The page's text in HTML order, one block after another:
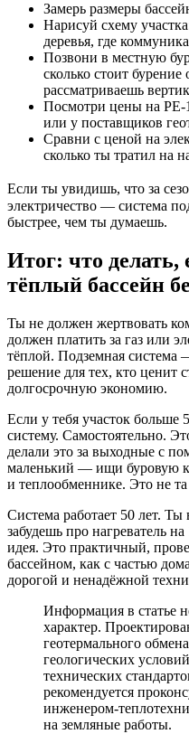
Замерь размеры
Нарисуй схему
деревья, где
Позвони в местную
сколько стоит
рассматриваешь
Посмотри цены на
или у поставщиков
Сравни с ценой на
сколько ты тратил на
Если ты увидишь, что за
электричество — система
быстрее, чем ты думаешь.
Итог: что
тёплый бассейн
Ты не должен жертвовать
должен платить за газ или
тёплой. Подземная система
решение для тех, кто ценит
долгосрочную экономию.
Если у тебя участок
систему. Самостоятельно.
делали это за выходные с
маленький — ищи буровую
и теплообменнике. Это не
Система работает 50 лет.
забудешь про нагреватель
идея. Это практичный,
бассейном, как с частью
дорогой и ненадёжной
Информация в статье
характер.
геотермального
геологических
технических
рекомендуется
инженером-
на земляные работы.